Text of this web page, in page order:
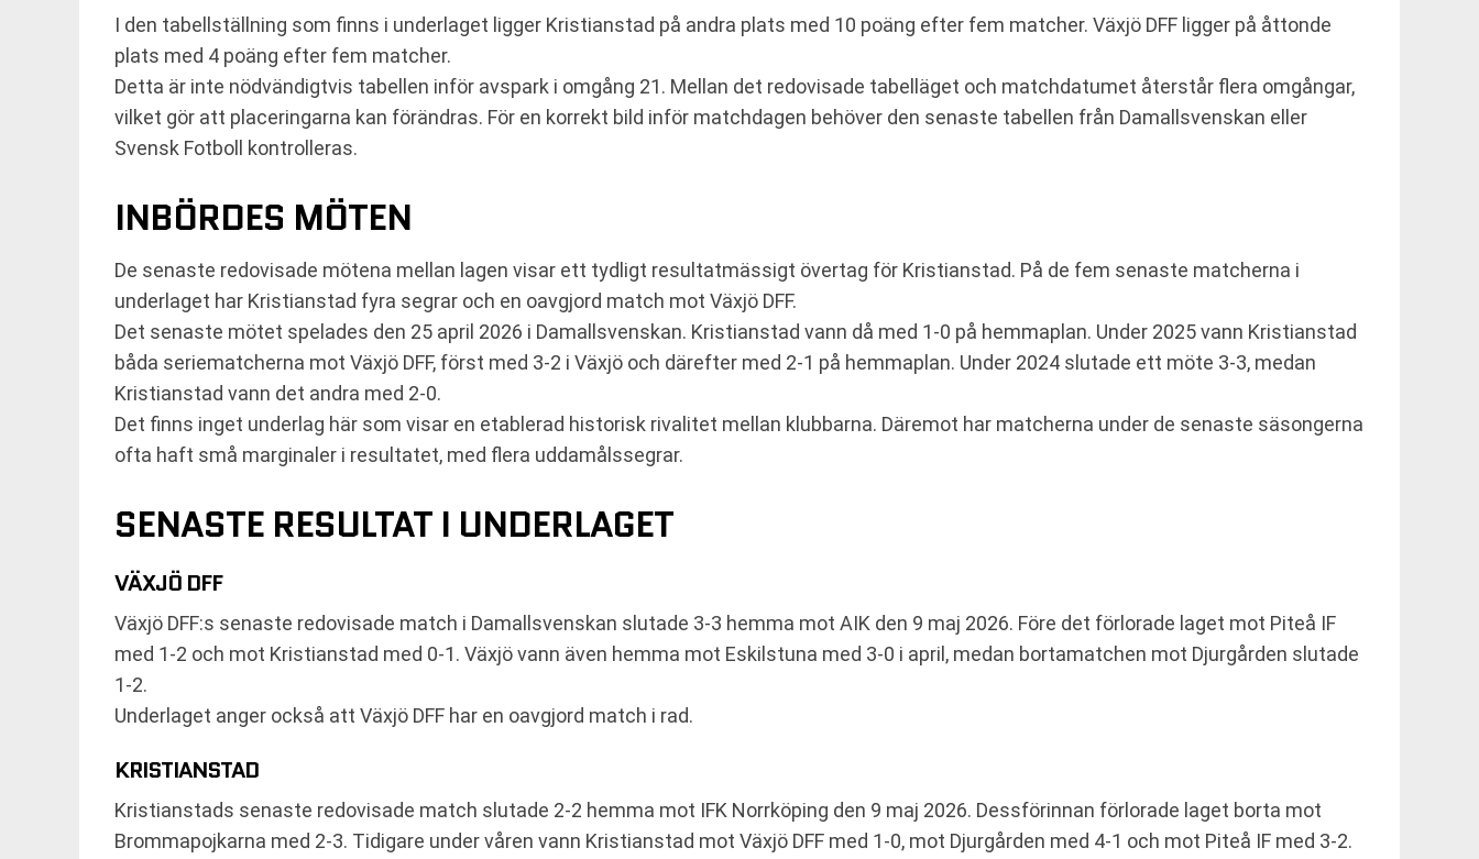
I den tabellställning som finns i underlaget ligger Kristianstad på andra plats med 10 poäng efter fem matcher. Växjö DFF ligger på åttonde
plats med 4 poäng efter fem matcher.
Detta är inte nödvändigtvis tabellen inför avspark i omgång 21. Mellan det redovisade tabelläget och matchdatumet återstår flera omgångar,
vilket gör att placeringarna kan förändras. För en korrekt bild inför matchdagen behöver den senaste tabellen från Damallsvenskan eller
Svensk Fotboll kontrolleras.
INBÖRDES MÖTEN
De senaste redovisade mötena mellan lagen visar ett tydligt resultatmässigt övertag för Kristianstad. På de fem senaste matcherna i
underlaget har Kristianstad fyra segrar och en oavgjord match mot Växjö DFF.
Det senaste mötet spelades den 25 april 2026 i Damallsvenskan. Kristianstad vann då med 1-0 på hemmaplan. Under 2025 vann Kristianstad
båda seriematcherna mot Växjö DFF, först med 3-2 i Växjö och därefter med 2-1 på hemmaplan. Under 2024 slutade ett möte 3-3, medan
Kristianstad vann det andra med 2-0.
Det finns inget underlag här som visar en etablerad historisk rivalitet mellan klubbarna. Däremot har matcherna under de senaste säsongerna
ofta haft små marginaler i resultatet, med flera uddamålssegrar.
SENASTE RESULTAT I UNDERLAGET
VÄXJÖ DFF
Växjö DFF:s senaste redovisade match i Damallsvenskan slutade 3-3 hemma mot AIK den 9 maj 2026. Före det förlorade laget mot Piteå IF
med 1-2 och mot Kristianstad med 0-1. Växjö vann även hemma mot Eskilstuna med 3-0 i april, medan bortamatchen mot Djurgården slutade
1-2.
Underlaget anger också att Växjö DFF har en oavgjord match i rad.
KRISTIANSTAD
Kristianstads senaste redovisade match slutade 2-2 hemma mot IFK Norrköping den 9 maj 2026. Dessförinnan förlorade laget borta mot
Brommapojkarna med 2-3. Tidigare under våren vann Kristianstad mot Växjö DFF med 1-0, mot Djurgården med 4-1 och mot Piteå IF med 3-2.